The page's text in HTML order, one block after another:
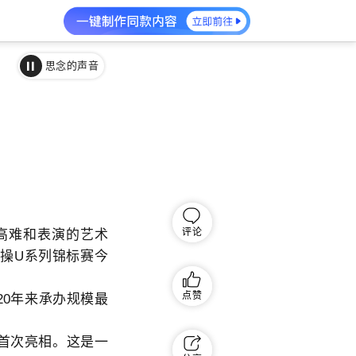
思念的声音
和表演的艺术
U系列锦标赛今
年来承办规模最
次亮相。这是一
评论
点赞